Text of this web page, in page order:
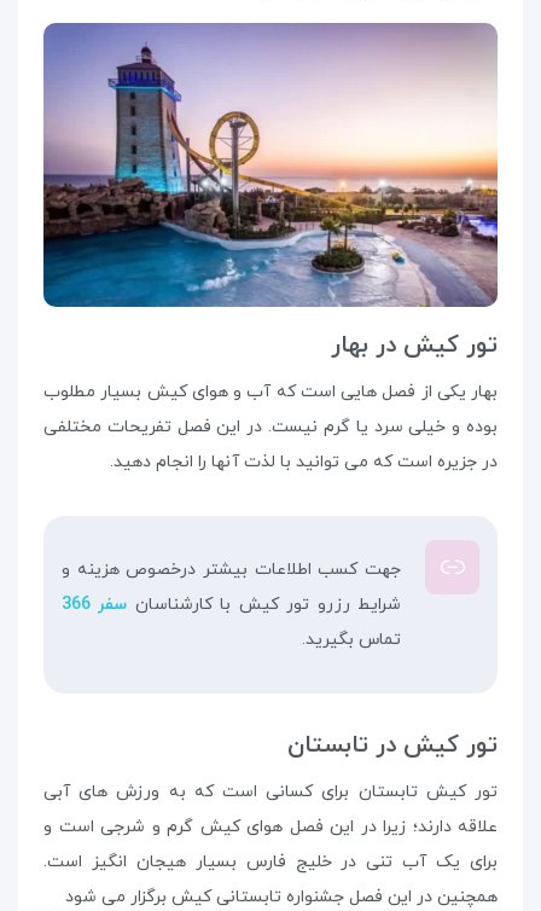
تور کیش در بهار
بهار یکی از فصل هایی است که آب و هوای کیش بسیار مطلوب
بوده و خیلی سرد یا گرم نیست. در این فصل تفریحات مختلفی
در جزیره است که می توانید با لذت آنها را انجام دهید.
جهت کسب اطلاعات بیشتر درخصوص هزینه و
شرایط رزرو تور کیش با کارشناسان سفر 366
تماس بگیرید.
تور کیش در تابستان
تور کیش تابستان برای کسانی است که به ورزش های آبی
علاقه دارند؛ زیرا در این فصل هوای کیش گرم و شرجی است و
برای یک آب تنی در خلیج فارس بسیار هیجان انگیز است.
همچنین در این فصل جشنواره تابستانی کیش برگزار می شود